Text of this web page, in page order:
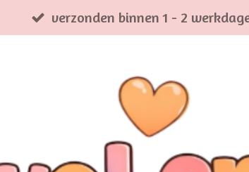
verzonden binnen 1 - 2